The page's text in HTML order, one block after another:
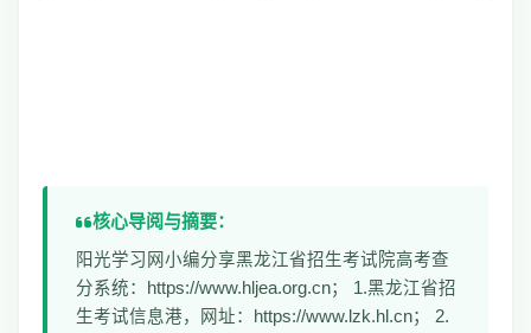
核心导阅与摘要：
阳光学习网小编分享黑龙江省招生考试院高考查
分系统：https://www.hljea.org.cn； 1.黑龙江省招
生考试信息港，网址：https://www.lzk.hl.cn； 2.